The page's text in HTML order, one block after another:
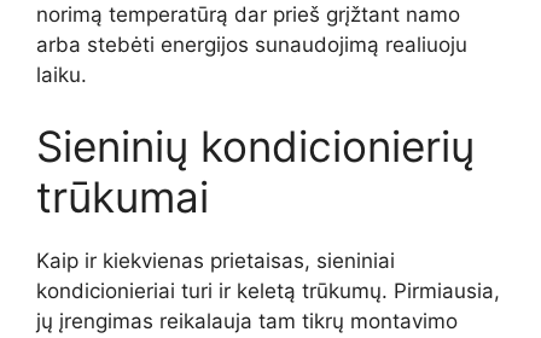
norimą temperatūrą dar prieš grįžtant namo
arba stebėti energijos sunaudojimą realiuoju
laiku.
Sieninių kondicionierių
trūkumai
Kaip ir kiekvienas prietaisas, sieniniai
kondicionieriai turi ir keletą trūkumų. Pirmiausia,
jų įrengimas reikalauja tam tikrų montavimo